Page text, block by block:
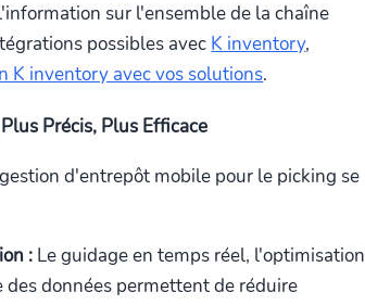
sur l'ensemble de la chaîne
possibles avec K inventory,
K inventory avec vos solutions.
Précis, Plus Efficace
d'entrepôt mobile pour le picking se
: Le guidage en temps réel, l'optimisation
données permettent de réduire